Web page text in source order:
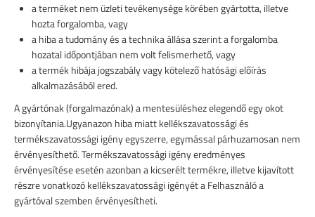
a terméket nem üzleti tevékenysége körében gyártotta, illetve
hozta forgalomba, vagy
a hiba a tudomány és a technika állása szerint a forgalomba
hozatal időpontjában nem volt felismerhető, vagy
a termék hibája jogszabály vagy kötelező hatósági előírás
alkalmazásából ered.
A gyártónak (forgalmazónak) a mentesüléshez elegendő egy okot
bizonyítania.Ugyanazon hiba miatt kellékszavatossági és
termékszavatossági igény egyszerre, egymással párhuzamosan nem
érvényesíthető. Termékszavatossági igény eredményes
érvényesítése esetén azonban a kicserélt termékre, illetve kijavított
részre vonatkozó kellékszavatossági igényét a Felhasználó a
gyártóval szemben érvényesítheti.